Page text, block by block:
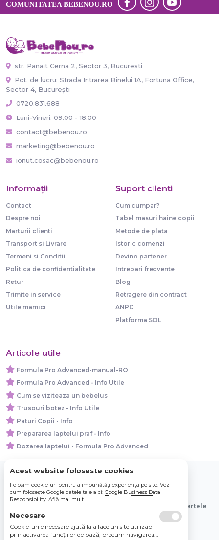
COMUNITATEA BEBENOU.RO
str. Panait Cerna 2, Sector 3, Bucuresti
Pct. de lucru: Strada Intrarea Binelui 1A, Fortuna Office,
Sector 4, București
0720.831.688
Luni-Vineri: 09:00 - 18:00
contact@bebenou.ro
marketing@bebenou.ro
ionut.cosac@bebenou.ro
Informaţii
Contact
Despre noi
Marturii clienti
Transport si Livrare
Termeni si Conditii
Politica de confidentialitate
Retur
Trimite in service
Utile mamici
Suport clienti
Cum cumpar?
Tabel masuri haine copii
Metode de plata
Istoric comenzi
Devino partener
Intrebari frecvente
Blog
Retragere din contract
ANPC
Platforma SOL
Articole utile
Formula Pro Advanced-manual-RO
Formula Pro Advanced - Info Utile
Cum se viziteaza un bebelus
Trusouri botez - Info Utile
Paturi Copii - Info
Prepararea laptelui praf - Info
Dozarea laptelui - Formula Pro Advanced
© 2026 Bebe Nou Online Store SRL
Toate preturile sunt exprimate in lei si includ tva. Ofertele
sunt valabile in limita stocului disponibil.
Acest website foloseste cookies
Folosim cookie-uri pentru a îmbunătăți experiența pe site. Vezi
cum folosește Google datele tale aici: Google Business Data
Responsibility. Află mai mult
Necesare
Cookie-urile necesare ajută la a face un site utilizabil
prin activarea funcţiilor de bază, precum navigarea